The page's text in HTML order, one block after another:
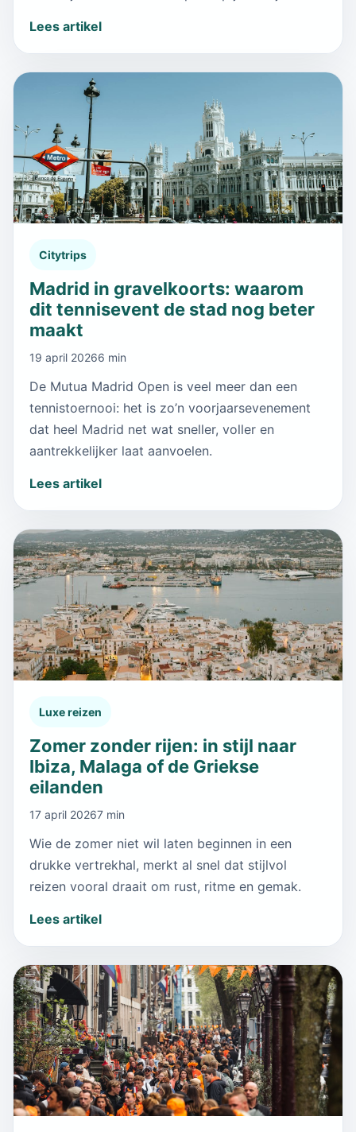
Lees artikel
Citytrips
Madrid in gravelkoorts: waarom
dit tennisevent de stad nog beter
maakt
19 april 20266 min
De Mutua Madrid Open is veel meer dan een
tennistoernooi: het is zo’n voorjaarsevenement
dat heel Madrid net wat sneller, voller en
aantrekkelijker laat aanvoelen.
Lees artikel
Luxe reizen
Zomer zonder rijen: in stijl naar
Ibiza, Malaga of de Griekse
eilanden
17 april 20267 min
Wie de zomer niet wil laten beginnen in een
drukke vertrekhal, merkt al snel dat stijlvol
reizen vooral draait om rust, ritme en gemak.
Lees artikel